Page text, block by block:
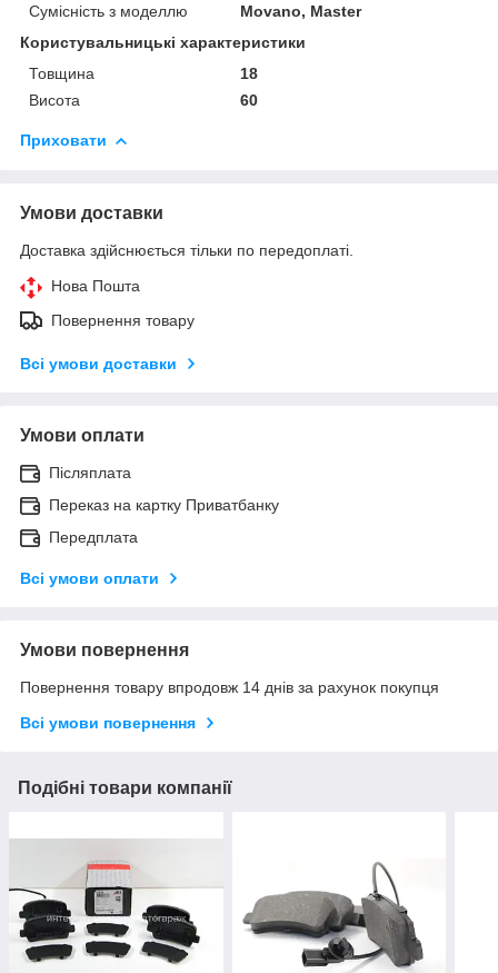
Сумісність з моделлю
Movano, Master
Користувальницькі характеристики
Товщина
18
Висота
60
Приховати
Умови доставки
Доставка здійснюється тільки по передоплаті.
Нова Пошта
Повернення товару
Всі умови доставки
Умови оплати
Післяплата
Переказ на картку Приватбанку
Передплата
Всі умови оплати
Умови повернення
Повернення товару впродовж 14 днів за рахунок покупця
Всі умови повернення
Подібні товари компанії